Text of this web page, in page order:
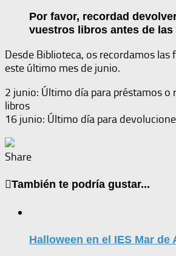
Por favor, recordad
vuestros libros antes de las
Desde Biblioteca, os recordamos las
este último mes de junio.
2 junio: Último día para préstamos o
libros
16 junio: Último día para
Share
También te podría gustar...
Halloween en el IES Mar de